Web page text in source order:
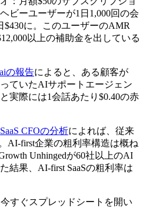
ビーユーザーが1日1,000回の会
に。このユーザーのAMR
以上の補助金を出している
の報告によると、ある顧客が
ていたAIサポートエージェン
実際には1会話あたり$0.40の赤
SaaS CFOの分析によれば、従来
AI-first企業の粗利率構造は概ね
Unhingedが60社以上のAI
結果、AI-first SaaSの粗利率は
すぐスプレッドシートを開い